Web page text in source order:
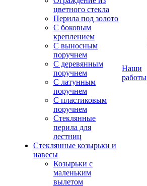
цветного стекла
Перила под золото
С боковым
креплением
С выносным
поручнем
С деревянным
поручнем
С латунным
поручнем
С пластиковым
поручнем
Стеклянные
перила для
лестниц
Стеклянные козырьки и
навесы
Козырьки с
маленьким
вылетом
Наши
работы